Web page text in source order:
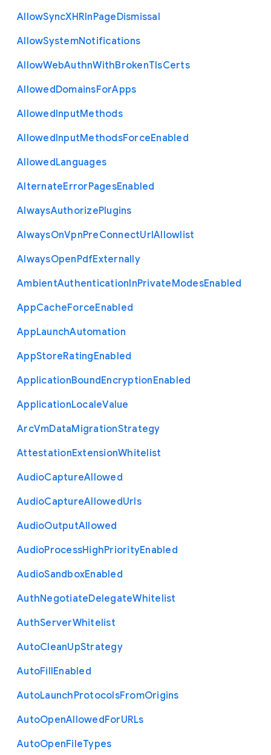
AllowSyncXHRInPageDismissal
AllowSystemNotifications
AllowWebAuthnWithBrokenTlsCerts
AllowedDomainsForApps
AllowedInputMethods
AllowedInputMethodsForceEnabled
AllowedLanguages
AlternateErrorPagesEnabled
AlwaysAuthorizePlugins
AlwaysOnVpnPreConnectUrlAllowlist
AlwaysOpenPdfExternally
AmbientAuthenticationInPrivateModesEnabled
AppCacheForceEnabled
AppLaunchAutomation
AppStoreRatingEnabled
ApplicationBoundEncryptionEnabled
ApplicationLocaleValue
ArcVmDataMigrationStrategy
AttestationExtensionWhitelist
AudioCaptureAllowed
AudioCaptureAllowedUrls
AudioOutputAllowed
AudioProcessHighPriorityEnabled
AudioSandboxEnabled
AuthNegotiateDelegateWhitelist
AuthServerWhitelist
AutoCleanUpStrategy
AutoFillEnabled
AutoLaunchProtocolsFromOrigins
AutoOpenAllowedForURLs
AutoOpenFileTypes